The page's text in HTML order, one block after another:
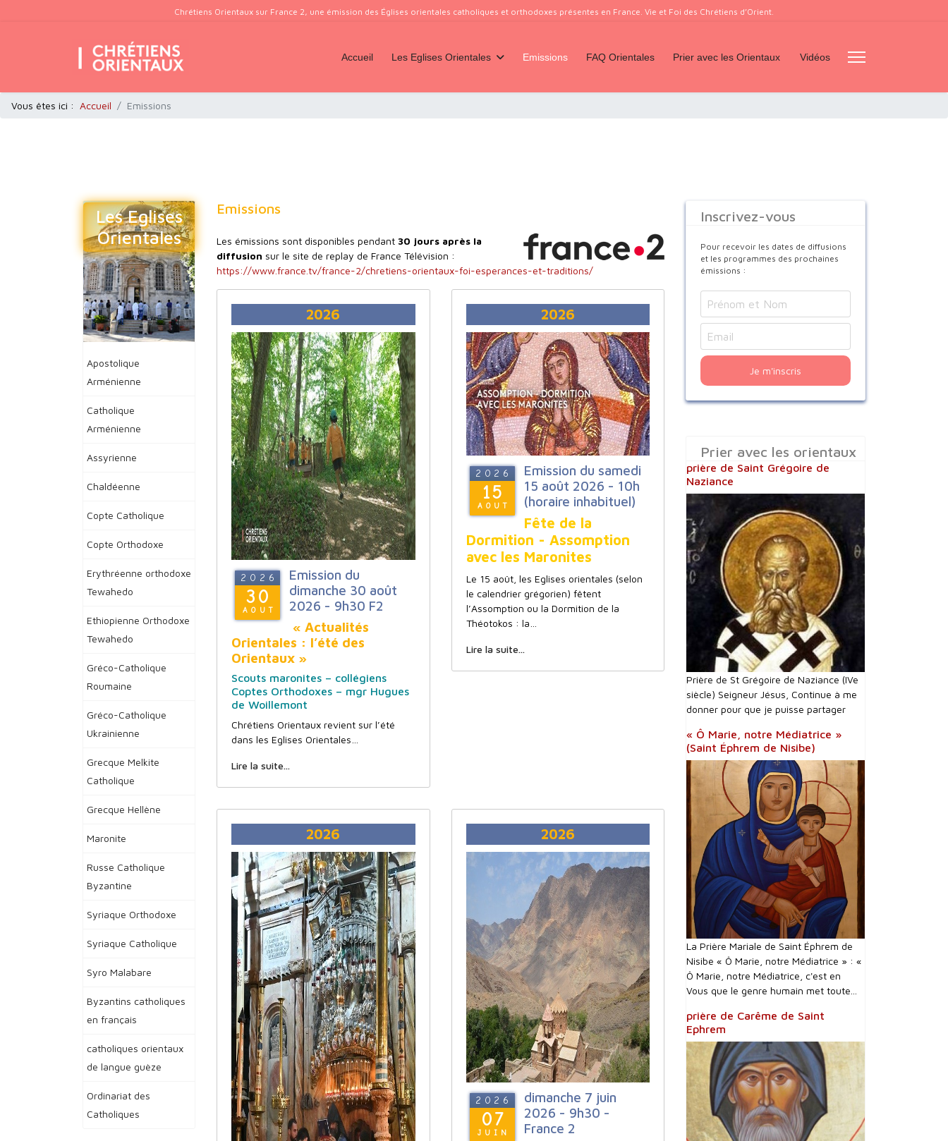
Chrétiens Orientaux sur France 2, une émission des Églises orientales catholiques et orthodoxes présentes en France. Vie et Foi des Chrétiens d’Orient.
Accueil Les Eglises Orientales Emissions FAQ Orientales Prier avec les Orientaux Vidéos
Vous êtes ici : Accueil Emissions
Les Eglises
Orientales
Apostolique
Arménienne
Catholique
Arménienne
Assyrienne
Chaldéenne
Copte Catholique
Copte Orthodoxe
Erythréenne orthodoxe
Tewahedo
Ethiopienne Orthodoxe
Tewahedo
Gréco-Catholique
Roumaine
Gréco-Catholique
Ukrainienne
Grecque Melkite
Catholique
Grecque Hellène
Maronite
Russe Catholique
Byzantine
Syriaque Orthodoxe
Syriaque Catholique
Syro Malabare
Byzantins catholiques
en français
catholiques orientaux
de langue guèze
Ordinariat des
Catholiques
Emissions
Les émissions sont disponibles pendant 30 jours après la
diffusion sur le site de replay de France Télévision :
https://www.france.tv/france-2/chretiens-orientaux-foi-esperances-et-traditions/
2026
2026
30
AOUT
Emission du
dimanche 30 août
2026 - 9h30 F2
« Actualités
Orientales : l’été des
Orientaux »
Scouts maronites – collégiens
Coptes Orthodoxes – mgr Hugues
de Woillemont
Chrétiens Orientaux revient sur l’été
dans les Eglises Orientales…
Lire la suite...
2026
2026
15
AOUT
Emission du samedi
15 août 2026 - 10h
(horaire inhabituel)
Fête de la
Dormition - Assomption
avec les Maronites
Le 15 août, les Eglises orientales (selon
le calendrier grégorien) fêtent
l’Assomption ou la Dormition de la
Théotokos : la…
Lire la suite...
2026 2026
2026
07
JUIN
dimanche 7 juin
2026 - 9h30 -
France 2
Inscrivez-vous
Pour recevoir les dates de diffusions
et les programmes des prochaines
émissions :
Je m'inscris
Prier avec les orientaux
prière de Saint Grégoire de
Naziance
Prière de St Grégoire de Naziance (IVe
siècle) Seigneur Jésus, Continue à me
donner pour que je puisse partager
« Ô Marie, notre Médiatrice »
(Saint Éphrem de Nisibe)
La Prière Mariale de Saint Éphrem de
Nisibe « Ô Marie, notre Médiatrice » : «
Ô Marie, notre Médiatrice, c'est en
Vous que le genre humain met toute...
prière de Carême de Saint
Ephrem